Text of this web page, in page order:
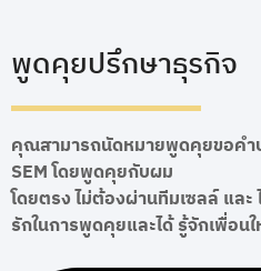
พูดคุยปรึกษาธุรกิจ
คุณสามารถนัดหมายพูดคุยขอคำ
SEM โดยพูดคุยกับผม
โดยตรง ไม่ต้องผ่านทีมเซลล์ และ
รักในการพูดคุยและได้ รู้จักเพื่อน